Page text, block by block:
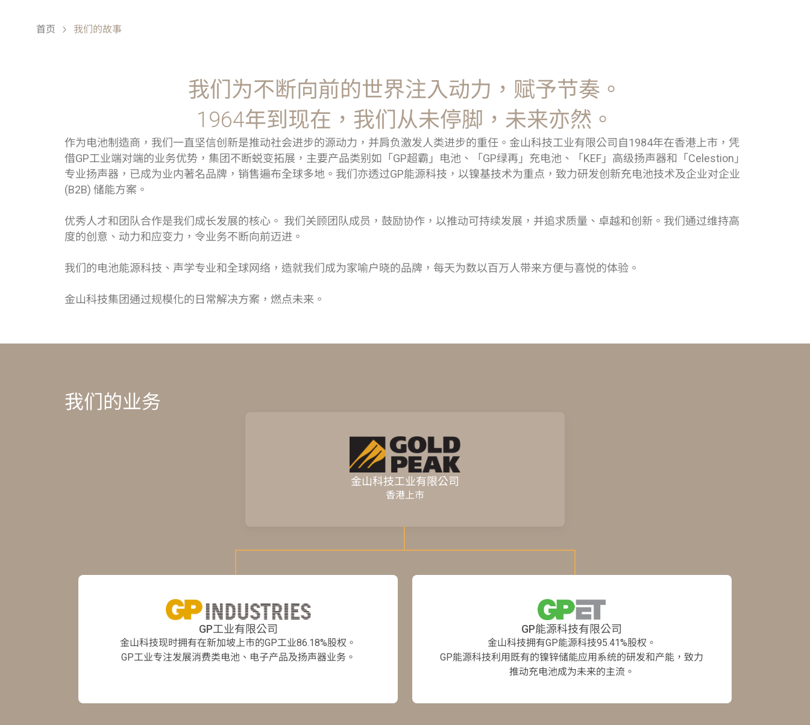
首页 我们的故事
我们为不断向前的世界注入动力，赋予节奏。
1964年到现在，我们从未停脚，未来亦然。
作为电池制造商，我们一直坚信创新是推动社会进步的源动力，并肩负激发人类进步的重任。金山科技工业有限公司自1984年在香港上市，凭
借GP工业端对端的业务优势，集团不断蜕变拓展，主要产品类别如「GP超霸」电池、「GP绿再」充电池、「KEF」高级扬声器和「Celestion」
专业扬声器，已成为业内著名品牌，销售遍布全球多地。我们亦透过GP能源科技，以镍基技术为重点，致力研发创新充电池技术及企业对企业
(B2B) 储能方案。
优秀人才和团队合作是我们成长发展的核心。 我们关顾团队成员，鼓励协作，以推动可持续发展，并追求质量、卓越和创新。我们通过维持高
度的创意、动力和应变力，令业务不断向前迈进。
我们的电池能源科技、声学专业和全球网络，造就我们成为家喻户晓的品牌，每天为数以百万人带来方便与喜悦的体验。
金山科技集团通过规模化的日常解决方案，燃点未来。
我们的业务
金山科技工业有限公司
香港上市
GP工业有限公司
金山科技现时拥有在新加坡上市的GP工业86.18%股权。
GP工业专注发展消费类电池、电子产品及扬声器业务。
GP能源科技有限公司
金山科技拥有GP能源科技95.41%股权。
GP能源科技利用既有的镍锌储能应用系统的研发和产能，致力
推动充电池成为未来的主流。